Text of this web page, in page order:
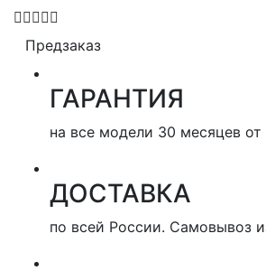
Предзаказ
ГАРАНТИЯ
на все модели 30 месяцев от
ДОСТАВКА
по всей России. Самовывоз